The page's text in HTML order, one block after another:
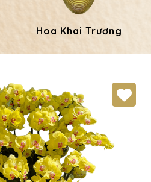
Hoa Khai Trương